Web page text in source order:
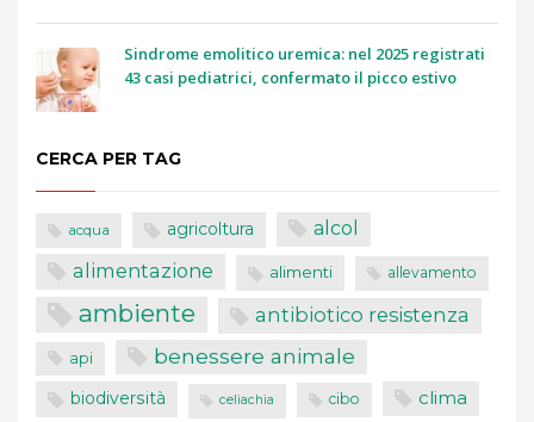
Sindrome emolitico uremica: nel 2025 registrati
43 casi pediatrici, confermato il picco estivo
CERCA PER TAG
acqua agricoltura alcol
alimentazione alimenti allevamento
ambiente antibiotico resistenza
api benessere animale
biodiversità celiachia cibo clima